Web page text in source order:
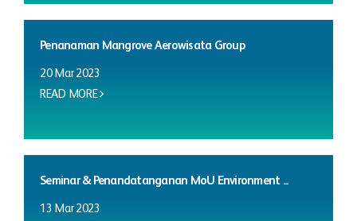
Penanaman Mangrove Aerowisata Group
20 Mar 2023
READ MORE
Seminar & Penandatanganan MoU Environment ...
13 Mar 2023